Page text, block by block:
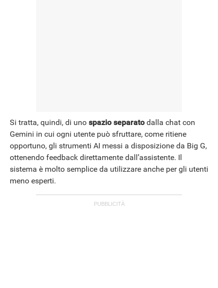
Si tratta, quindi, di uno spazio separatodalla chat con
Gemini in cui ogni utente può sfruttare, come ritiene
opportuno, gli strumenti AI messi a disposizione da Big G,
ottenendo feedback direttamente dall’assistente. Il
sistema è molto semplice da utilizzare anche per gli utenti
meno esperti.